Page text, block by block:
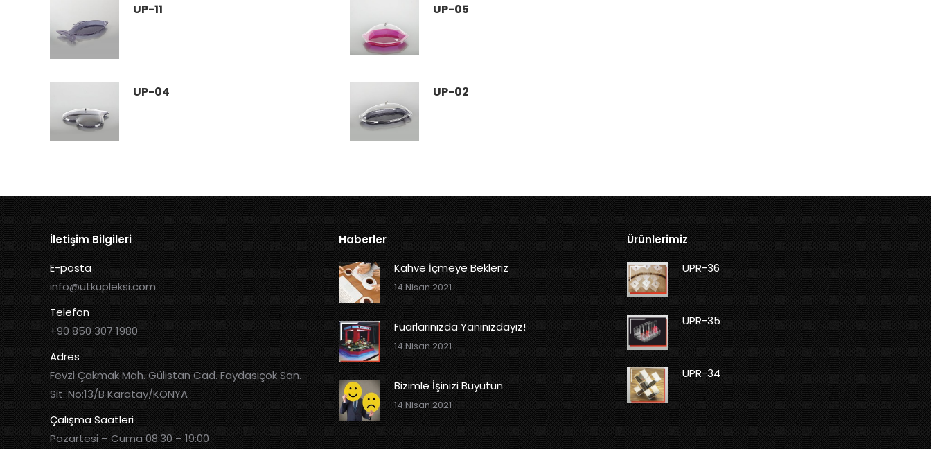
UP-11 UP-05
UP-04 UP-02
İletişim Bilgileri
E-posta
info@utkupleksi.com
Telefon
+90 850 307 1980
Adres
Fevzi Çakmak Mah. Gülistan Cad. Faydasıçok San.
Sit. No:13/B Karatay/KONYA
Çalışma Saatleri
Pazartesi – Cuma 08:30 – 19:00
Haberler
Kahve İçmeye Bekleriz
14 Nisan 2021
Fuarlarınızda Yanınızdayız!
14 Nisan 2021
Bizimle İşinizi Büyütün
14 Nisan 2021
Ürünlerimiz
UPR-36
UPR-35
UPR-34